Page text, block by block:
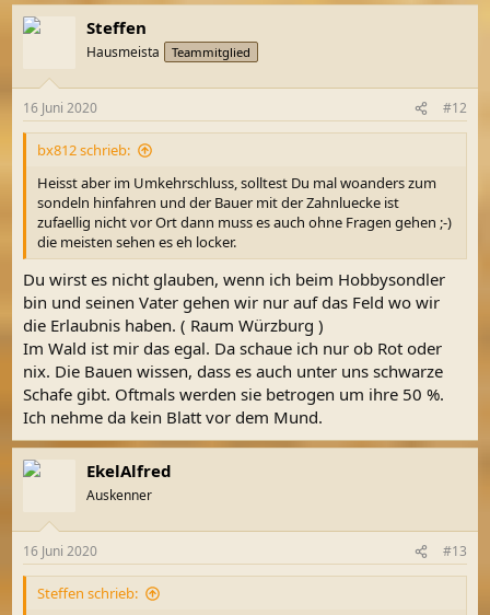
Steffen
Hausmeista Teammitglied
16 Juni 2020 #12
bx812 schrieb:
Heisst aber im Umkehrschluss, solltest Du mal woanders zum
sondeln hinfahren und der Bauer mit der Zahnluecke ist
zufaellig nicht vor Ort dann muss es auch ohne Fragen gehen ;-)
die meisten sehen es eh locker.
Du wirst es nicht glauben, wenn ich beim Hobbysondler
bin und seinen Vater gehen wir nur auf das Feld wo wir
die Erlaubnis haben. ( Raum Würzburg )
Im Wald ist mir das egal. Da schaue ich nur ob Rot oder
nix. Die Bauen wissen, dass es auch unter uns schwarze
Schafe gibt. Oftmals werden sie betrogen um ihre 50 %.
Ich nehme da kein Blatt vor dem Mund.
EkelAlfred
Auskenner
16 Juni 2020 #13
Steffen schrieb: